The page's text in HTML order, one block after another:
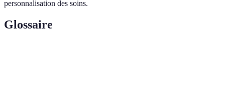
personnalisation des soins.
Glossaire